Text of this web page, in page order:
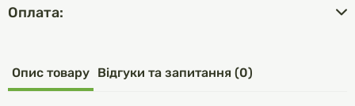
Оплата:
Опис товару Відгуки та запитання (0)